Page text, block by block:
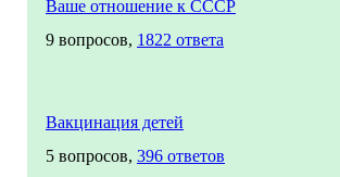
Ваше отношение к СССР
9 вопросов, 1822 ответа
Вакцинация детей
5 вопросов, 396 ответов